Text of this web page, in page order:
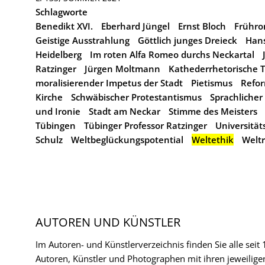
Schlagworte
Benedikt XVI.
Eberhard Jüngel Ernst Bloch
Geistige Ausstrahlung
Göttlich junges Dreieck
Heidelberg
Im roten Alfa Romeo durchs Neckartal
Ratzinger
Jürgen Moltmann
Kathederrhetorische
moralisierender Impetus der Stadt
Pietismus
Kirche
Schwäbischer Protestantismus
und Ironie
Stadt am Neckar
Stimme des Meisters
Tübingen
Tübinger Professor Ratzinger
Schulz
Weltbeglückungspotential Weltethik
AUTOREN UND KÜNSTLER
Im Autoren- und Künstlerverzeichnis finden Sie alle
Autoren, Künstler und Photographen mit ihren